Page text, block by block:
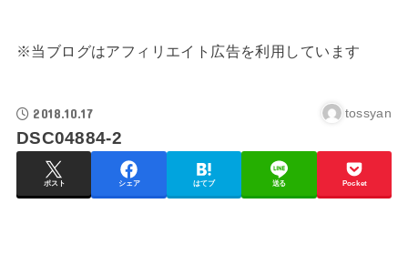
※当ブログはアフィリエイト広告を利用しています
2018.10.17 tossyan
DSC04884-2
ポスト シェア はてブ 送る Pocket